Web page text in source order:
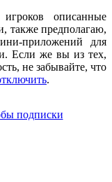
описанные
также предполагаю,
приложений для
Если же вы из тех,
не забывайте, что
.
подписки